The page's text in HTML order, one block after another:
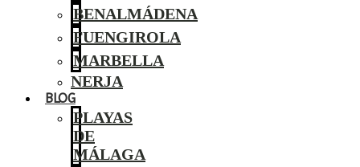
BENALMÁDENA
FUENGIROLA
MARBELLA
NERJA
BLOG
PLAYAS
DE
MÁLAGA